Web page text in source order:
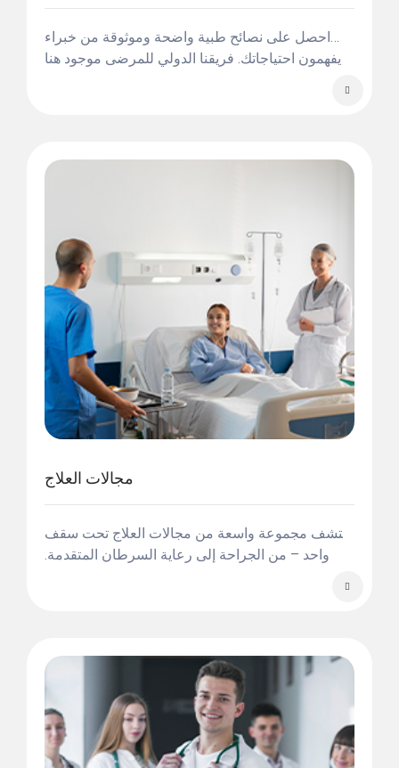
احصل على نصائح طبية واضحة وموثوقة من خبراء
يفهمون احتياجاتك. فريقنا الدولي للمرضى موجود هنا
مجالات العلاج
اكتشف مجموعة واسعة من مجالات العلاج تحت سقف
واحد – من الجراحة إلى رعاية السرطان المتقدمة.